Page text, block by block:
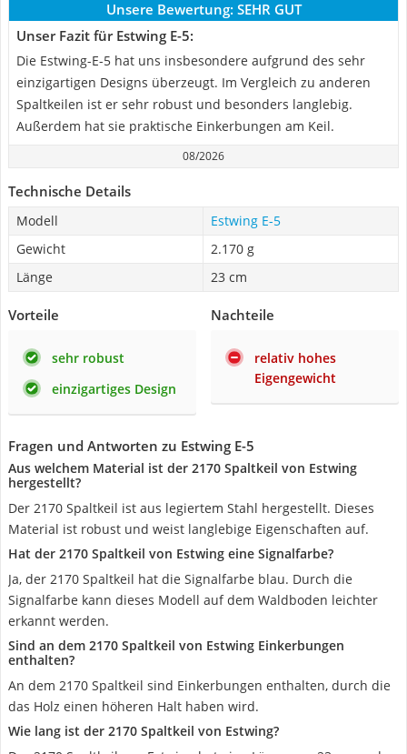
Unsere Bewertung: SEHR GUT
Unser Fazit für Estwing E-5:
Die Estwing-E-5 hat uns insbesondere aufgrund des sehr
einzigartigen Designs überzeugt. Im Vergleich zu anderen
Spaltkeilen ist er sehr robust und besonders langlebig.
Außerdem hat sie praktische Einkerbungen am Keil.
08/2026
Technische Details
Modell
Estwing E-5
Gewicht
2.170 g
Länge
23 cm
Vorteile
sehr robust
einzigartiges Design
Nachteile
relativ hohes
Eigengewicht
Fragen und Antworten zu Estwing E-5
Aus welchem Material ist der 2170 Spaltkeil von Estwing
hergestellt?
Der 2170 Spaltkeil ist aus legiertem Stahl hergestellt. Dieses
Material ist robust und weist langlebige Eigenschaften auf.
Hat der 2170 Spaltkeil von Estwing eine Signalfarbe?
Ja, der 2170 Spaltkeil hat die Signalfarbe blau. Durch die
Signalfarbe kann dieses Modell auf dem Waldboden leichter
erkannt werden.
Sind an dem 2170 Spaltkeil von Estwing Einkerbungen
enthalten?
An dem 2170 Spaltkeil sind Einkerbungen enthalten, durch die
das Holz einen höheren Halt haben wird.
Wie lang ist der 2170 Spaltkeil von Estwing?